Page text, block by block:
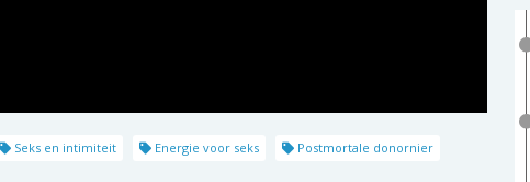
Seks en intimiteit Energie voor seks Postmortale donornier